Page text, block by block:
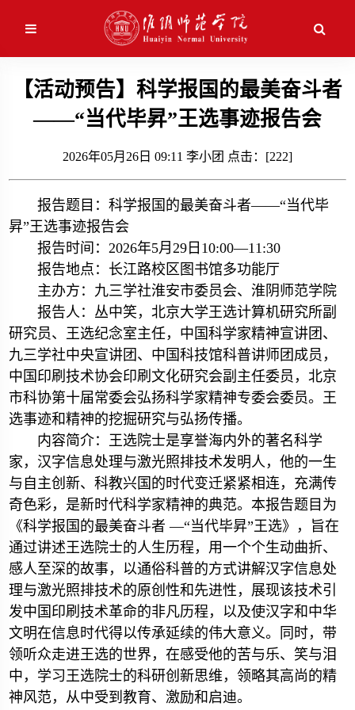
应用维护中！
【活动预告】科学报国的最美奋斗者
——“当代毕昇”王选事迹报告会
2026年05月26日 09:11 李小团 点击：[222]
报告题目：科学报国的最美奋斗者——“当代毕
昇”王选事迹报告会
报告时间：2026年5月29日10:00—11:30
报告地点：长江路校区图书馆多功能厅
主办方：九三学社淮安市委员会、淮阴师范学院
报告人：丛中笑，北京大学王选计算机研究所副
研究员、王选纪念室主任，中国科学家精神宣讲团、
九三学社中央宣讲团、中国科技馆科普讲师团成员，
中国印刷技术协会印刷文化研究会副主任委员，北京
市科协第十届常委会弘扬科学家精神专委会委员。王
选事迹和精神的挖掘研究与弘扬传播。
内容简介：王选院士是享誉海内外的著名科学
家，汉字信息处理与激光照排技术发明人，他的一生
与自主创新、科教兴国的时代变迁紧紧相连，充满传
奇色彩，是新时代科学家精神的典范。本报告题目为
《科学报国的最美奋斗者 —“当代毕昇”王选》，旨在
通过讲述王选院士的人生历程，用一个个生动曲折、
感人至深的故事，以通俗科普的方式讲解汉字信息处
理与激光照排技术的原创性和先进性，展现该技术引
发中国印刷技术革命的非凡历程，以及使汉字和中华
文明在信息时代得以传承延续的伟大意义。同时，带
领听众走进王选的世界，在感受他的苦与乐、笑与泪
中，学习王选院士的科研创新思维，领略其高尚的精
神风范，从中受到教育、激励和启迪。